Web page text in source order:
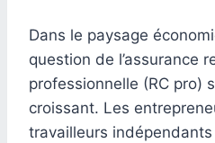
Dans le paysage
question de l’assurance
professionnelle (RC pro)
croissant. Les
travailleurs